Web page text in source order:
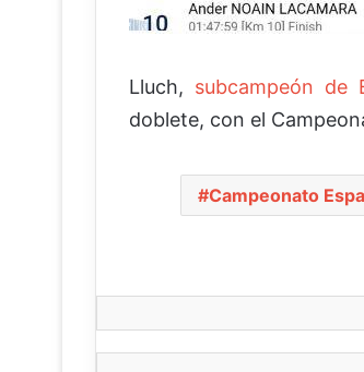
Lluch, subcampeón de
doblete, con el
Campeonato